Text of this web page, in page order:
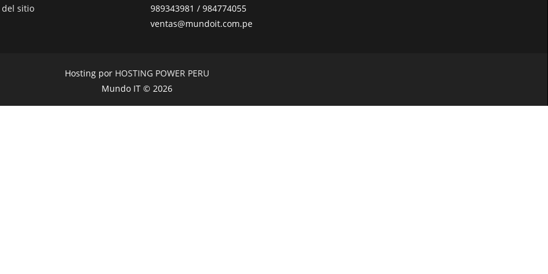
del sitio
989343981 / 984774055
ventas@mundoit.com.pe
Hosting por HOSTING POWER PERU
Mundo IT © 2026